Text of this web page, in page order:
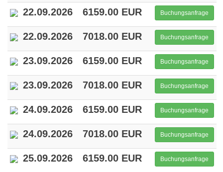
22.09.2026 6159.00 EUR Buchungsanfrage
22.09.2026 7018.00 EUR Buchungsanfrage
23.09.2026 6159.00 EUR Buchungsanfrage
23.09.2026 7018.00 EUR Buchungsanfrage
24.09.2026 6159.00 EUR Buchungsanfrage
24.09.2026 7018.00 EUR Buchungsanfrage
25.09.2026 6159.00 EUR Buchungsanfrage